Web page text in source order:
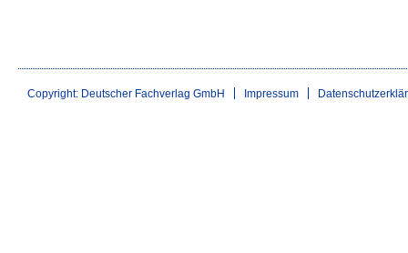
Copyright: Deutscher Fachverlag GmbH Impressum